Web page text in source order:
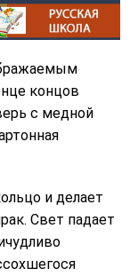
концов
с медной
и делает
Свет падает